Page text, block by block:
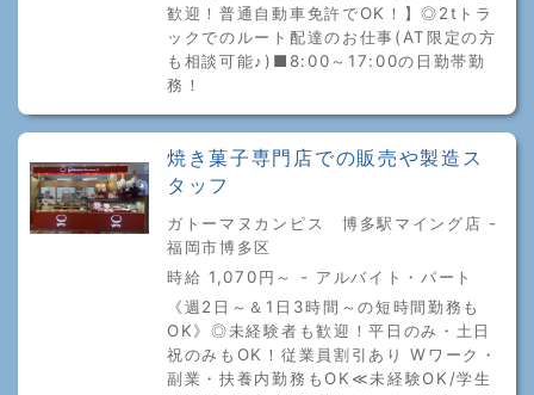
歓迎！普通自動車免許でOK！】◎2tトラ
ックでのルート配達のお仕事(AT限定の方
も相談可能♪)■8:00～17:00の日勤帯勤
務！
焼き菓子専門店での販売や製造ス
タッフ
ガトーマヌカンピス 博多駅マイング店 -
福岡市博多区
時給 1,070円～ - アルバイト・パート
《週2日～＆1日3時間～の短時間勤務も
OK》◎未経験者も歓迎！平日のみ・土日
祝のみもOK！従業員割引あり Wワーク・
副業・扶養内勤務もOK≪未経験OK/学生